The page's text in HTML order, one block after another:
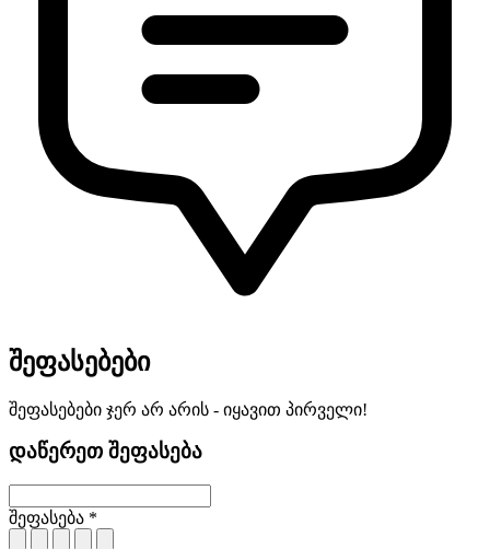
შეფასებები
შეფასებები ჯერ არ არის - იყავით პირველი!
დაწერეთ შეფასება
შეფასება *